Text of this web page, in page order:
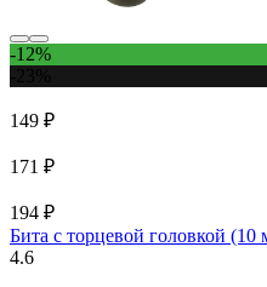
-12%
149 ₽
171 ₽
194 ₽
Бита с торцевой головкой
4.6